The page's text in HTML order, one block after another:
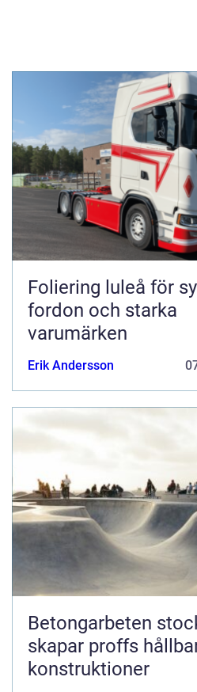
Foliering luleå för
fordon och starka
varumärken
Erik Andersson
Betongarbeten
skapar proffs
konstruktioner